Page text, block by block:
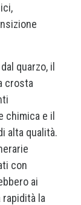
quarzo, il
crosta
chimica e il
alta qualità.
con
ai
la